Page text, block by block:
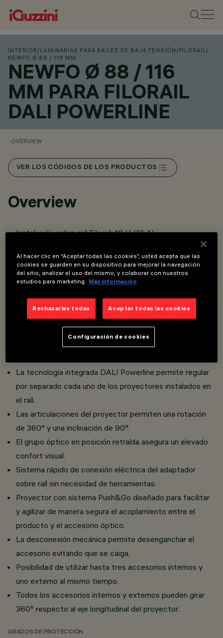
INTERIOR /LUMINARIAS PARA RAÍLES DE BAJA TENSIÓN /FILORAIL/
NEWFO Ø 88 / 116 MM
NEWFO Ø 88 / 116
MM PARA FILORAIL
DALI POWERLINE
OVERVIEW
VER LOS CÓDIGOS DE LOS PRODUCTOS
Overview
Instalación sobre raíl Filorail 48 V (16 A).
Proyectores miniaturizados con controlador integrado en
el cuerpo del producto.
Conexión del adaptador al raíl sin utilizar herramientas.
Proyector orientable miniaturizado con adaptador para
instalación en raíl de baja tensión 48 V Filorail.
Cuerpo compuesto por el acoplamiento de dos cubiertas
de aluminio fundido a presión pintado y soporte de
La tecnología integrada DALI Powerline permite regular
por separado cada uno de los proyectores instalados en
el raíl.
Las articulaciones del proyector permiten una rotación
de 360° y una inclinación de 90°.
El grupo óptico en posición retraída asegura un elevado
confort visual.
Sistema rápido de conexión eléctrica del adaptador
sobre raíl sin necesidad de herramientas.
Proyector con sistema Push&Go diseñado para facilitar
y agilizar de manera segura el acoplamiento entre el
producto y el accesorio óptico.
La desconexión mecánica permite desenganchar el
accesorio evitando que se caiga.
Posibilidad de utilizar hasta tres accesorios internos y
uno externo al mismo tiempo.
Todos los accesorios internos y externos pueden girar
360º respecto al eje longitudinal del proyector.
GRADOS DE PROTECCIÓN
Al hacer clic en “Aceptar todas las cookies”, usted acepta que las
cookies se guarden en su dispositivo para mejorar la navegación
del sitio, analizar el uso del mismo, y colaborar con nuestros
estudios para marketing. Más información
Rechazarlas todas Aceptar todas las cookies
Configuración de cookies